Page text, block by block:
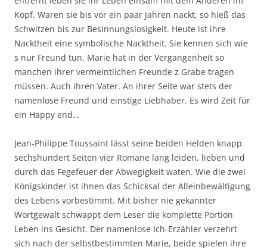
Kopf. Waren sie bis vor ein paar Jahren nackt, so hieß das
Schwitzen bis zur Besinnungslosigkeit. Heute ist ihre
Nacktheit eine symbolische Nacktheit. Sie kennen sich wie
s nur Freund tun. Marie hat in der Vergangenheit so
manchen ihrer vermeintlichen Freunde z Grabe tragen
müssen. Auch ihren Vater. An ihrer Seite war stets der
namenlose Freund und einstige Liebhaber. Es wird Zeit für
ein Happy end…
Jean-Philippe Toussaint lässt seine beiden Helden knapp
sechshundert Seiten vier Romane lang leiden, lieben und
durch das Fegefeuer der Abwegigkeit waten. Wie die zwei
Königskinder ist ihnen das Schicksal der Alleinbewältigung
des Lebens vorbestimmt. Mit bisher nie gekannter
Wortgewalt schwappt dem Leser die komplette Portion
Leben ins Gesicht. Der namenlose Ich-Erzähler verzehrt
sich nach der selbstbestimmten Marie, beide spielen ihre